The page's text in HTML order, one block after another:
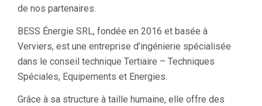
de nos partenaires.
BESS Énergie SRL, fondée en 2016 et basée à
Verviers, est une entreprise d’ingénierie spécialisée
dans le conseil technique Tertiaire – Techniques
Spéciales, Equipements et Energies.
Grâce à sa structure à taille humaine, elle offre des